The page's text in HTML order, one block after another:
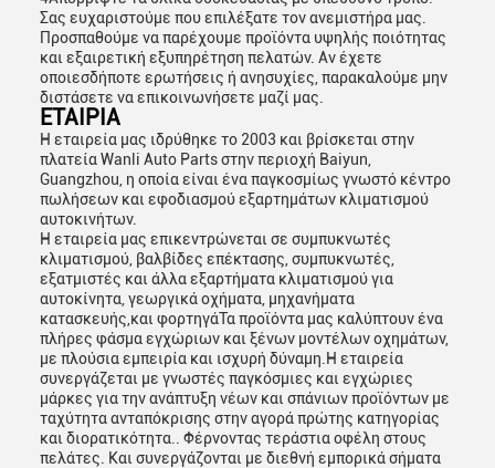
Σας ευχαριστούμε που επιλέξατε τον ανεμιστήρα μας.
Προσπαθούμε να παρέχουμε προϊόντα υψηλής ποιότητας
και εξαιρετική εξυπηρέτηση πελατών. Αν έχετε
οποιεσδήποτε ερωτήσεις ή ανησυχίες, παρακαλούμε μην
διστάσετε να επικοινωνήσετε μαζί μας.
ΕΤΑΙΡΙΑ
Η εταιρεία μας ιδρύθηκε το 2003 και βρίσκεται στην
πλατεία Wanli Auto Parts στην περιοχή Baiyun,
Guangzhou, η οποία είναι ένα παγκοσμίως γνωστό κέντρο
πωλήσεων και εφοδιασμού εξαρτημάτων κλιματισμού
αυτοκινήτων.
Η εταιρεία μας επικεντρώνεται σε συμπυκνωτές
κλιματισμού, βαλβίδες επέκτασης, συμπυκνωτές,
εξατμιστές και άλλα εξαρτήματα κλιματισμού για
αυτοκίνητα, γεωργικά οχήματα, μηχανήματα
κατασκευής,και φορτηγάΤα προϊόντα μας καλύπτουν ένα
πλήρες φάσμα εγχώριων και ξένων μοντέλων οχημάτων,
με πλούσια εμπειρία και ισχυρή δύναμη.Η εταιρεία
συνεργάζεται με γνωστές παγκόσμιες και εγχώριες
μάρκες για την ανάπτυξη νέων και σπάνιων προϊόντων με
ταχύτητα ανταπόκρισης στην αγορά πρώτης κατηγορίας
και διορατικότητα.. Φέρνοντας τεράστια οφέλη στους
πελάτες. Και συνεργάζονται με διεθνή εμπορικά σήματα